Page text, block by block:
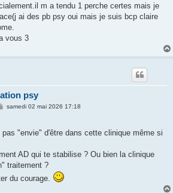
m a tendu 1 perche certes mais je
ai des pb psy oui mais je suis bcp claire
vous 3
psy
M
a
samedi 02 mai 2026 17:18
"envie" d'être dans cette clinique même si
AD qui te stabilise ? Ou bien la clinique
traitement ?
du courage.